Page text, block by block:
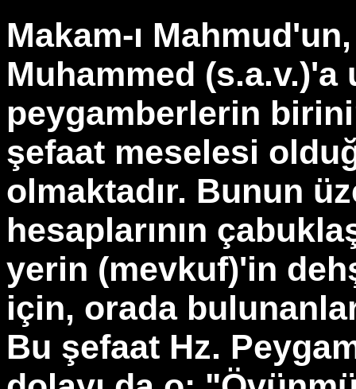
Makam-ı
Muhammed (s.a.v.)'a
peygamberlerin
şefaat meselesi
olmaktadır. Bunun
hesaplarının
yerin (mevkuf)'in
için, orada
Bu şefaat Hz.